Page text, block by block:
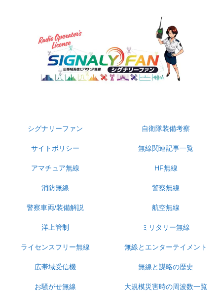
シグナリーファン 自衛隊装備考察
サイトポリシー 無線関連記事一覧
アマチュア無線 HF無線
消防無線 警察無線
警察車両/装備解説 航空無線
洋上管制 ミリタリー無線
ライセンスフリー無線 無線とエンターテイメント
広帯域受信機 無線と謀略の歴史
お騒がせ無線 大規模災害時の周波数一覧